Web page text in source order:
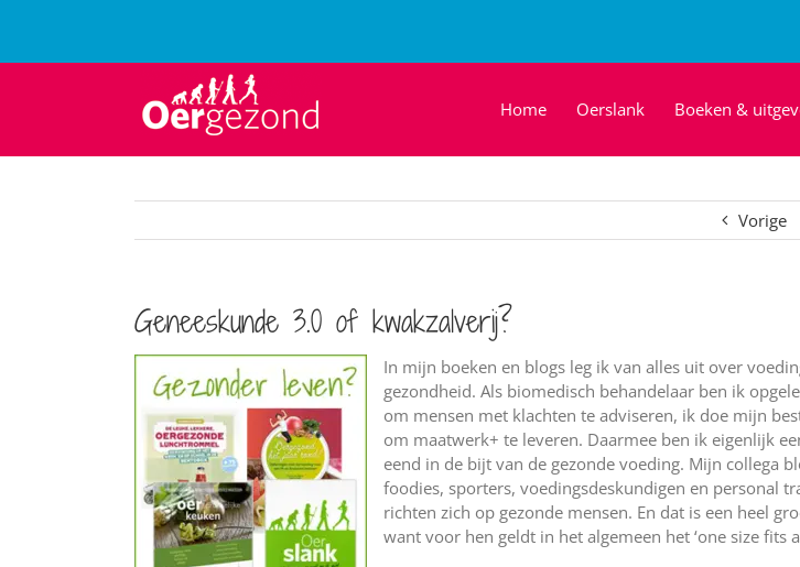
inhoud
Home Oerslank Boeken &
Vorige
Geneeskunde 3.0 of kwakzalverij?
In mijn boeken en blogs leg ik van alles uit over
gezondheid. Als biomedisch behandelaar ben ik
om mensen met klachten te adviseren, ik doe mijn
om maatwerk+ te leveren. Daarmee ben ik eigenlijk
eend in de bijt van de gezonde voeding. Mijn collega
foodies, sporters, voedingsdeskundigen en personal
richten zich op gezonde mensen. En dat is een heel
want voor hen geldt in het algemeen het ‘one size fits